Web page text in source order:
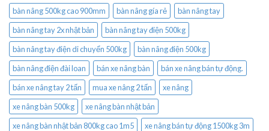
bàn nâng 500kg cao 900mm bàn nâng gía rẻ
bàn nâng tay
bàn nâng tay 2x nhật bản
bàn nâng tay điện 500kg
bàn nâng tay điện di chuyển 500kg
bàn nâng điện 500kg
bàn nâng điện đài loan
bán xe nâng bàn
bán xe nâng bán tự động.
bán xe nâng tay 2 tấn
mua xe nâng 2 tấn
xe nâng
xe nâng bàn 500kg
xe nâng bàn nhật bản
xe nâng bàn nhật bản 800kg cao 1m5
xe nâng bán tự động 1500kg 3m